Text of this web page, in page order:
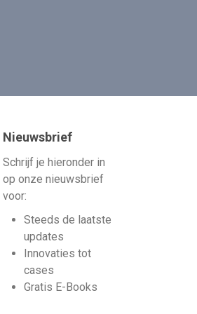
Nieuwsbrief
Schrijf je hieronder in
op onze nieuwsbrief
voor:
Steeds de laatste
updates
Innovaties tot
cases
Gratis E-Books